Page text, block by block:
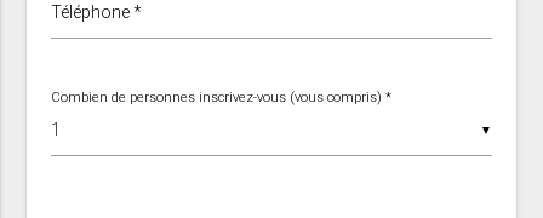
Téléphone *
▼
Combien de personnes inscrivez-vous (vous compris) *